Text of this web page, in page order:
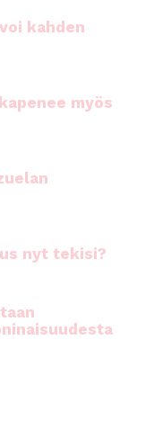
kahden
myös
nyt tekisi?